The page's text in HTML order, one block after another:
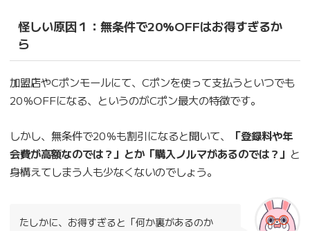
怪しい原因１：無条件で20%OFFはお得すぎるか
ら
加盟店やCポンモールにて、Cポンを使って支払うといつでも
20％OFFになる、というのがCポン最大の特徴です。
しかし、無条件で20％も割引になると聞いて、
「登録料や年
会費が高額なのでは？」とか「購入ノルマがあるのでは？」 と
身構えてしまう人も少なくないのでしょう。
たしかに、お得すぎると「何か裏があるのか